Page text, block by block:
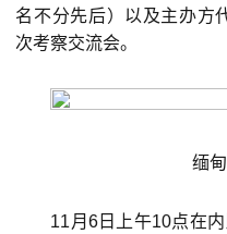
名不分先后）以及主办方
次考察交流会。
缅
11月6日上午10点在